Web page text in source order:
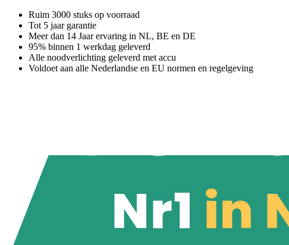
Ruim 3000 stuks op voorraad
Tot 5 jaar garantie
Meer dan 14 Jaar ervaring in NL, BE en DE
95% binnen 1 werkdag geleverd
Alle noodverlichting geleverd met accu
Voldoet aan alle Nederlandse en EU normen en regelgeving